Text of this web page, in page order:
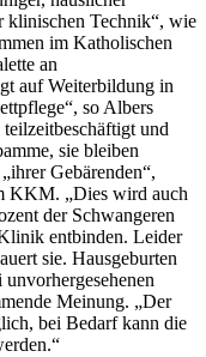
klinischen Technik“, wie
im Katholischen
an
auf Weiterbildung in
so Albers
und
sie bleiben
Gebärenden“,
KKM. „Dies wird auch
der Schwangeren
entbinden. Leider
sie. Hausgeburten
Meinung. „Der
bei Bedarf kann die